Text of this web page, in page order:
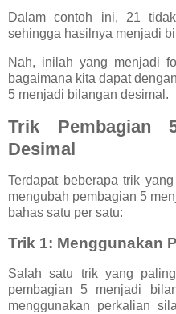
Dalam contoh ini, 21
sehingga hasilnya menjadi
Nah, inilah yang menjadi
bagaimana kita dapat
5 menjadi bilangan desimal.
Trik Pembagian
Desimal
Terdapat beberapa trik
mengubah pembagian 5
bahas satu per satu:
Trik 1: Menggunakan
Salah satu trik yang
pembagian 5 menjadi
menggunakan perkalian